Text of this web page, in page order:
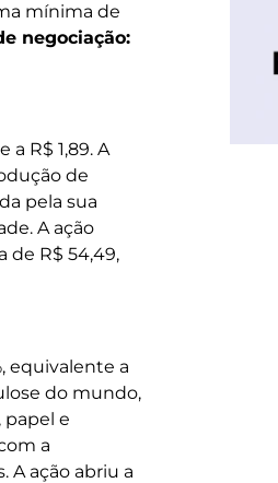
mínima de
negociação:
a R$ 1,89. A
de
pela sua
A ação
de R$ 54,49,
equivalente a
do mundo,
e
a
A ação abriu a